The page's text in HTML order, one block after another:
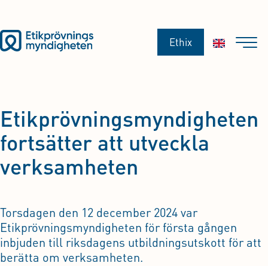
Ethix
Etikprövningsmyndigheten
fortsätter att utveckla
verksamheten
Torsdagen den 12 december 2024 var
Etikprövningsmyndigheten för första gången
inbjuden till riksdagens utbildningsutskott för att
berätta om verksamheten.